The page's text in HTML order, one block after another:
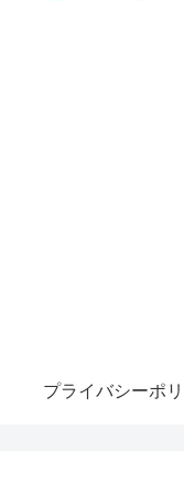
プライバシーポ